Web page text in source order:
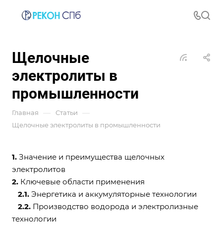
Щелочные
электролиты в
промышленности
Главная — Статьи —
Щелочные электролиты в промышленности
1. Значение и преимущества щелочных
электролитов
2. Ключевые области применения
2.1. Энергетика и аккумуляторные технологии
2.2. Производство водорода и электролизные
технологии